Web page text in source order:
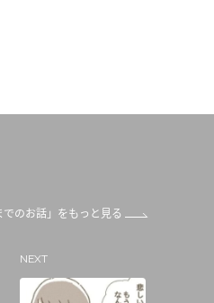
でのお話」をもっと見る
NEXT